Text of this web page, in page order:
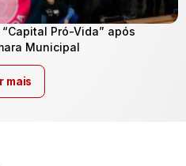
Pró-Vida” após
Municipal
mais